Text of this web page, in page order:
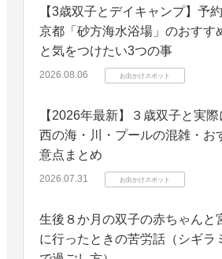
【3歳双子とデイキャンプ】予
京都「砂方海水浴場」のおすす
と気をつけたい3つの事
2026.08.06 お出かけスポット
【2026年最新】３歳双子と実
西の海・川・プールの混雑・お
意点まとめ
2026.07.31 お出かけスポット
生後８か月の双子の赤ちゃんと
に行ったときの苦労話（シギラ